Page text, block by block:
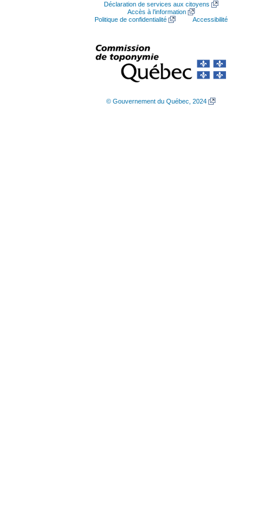
Déclaration de services aux citoyens
Accès à l’information
Politique de confidentialité
Accessibilité
© Gouvernement du Québec, 2024